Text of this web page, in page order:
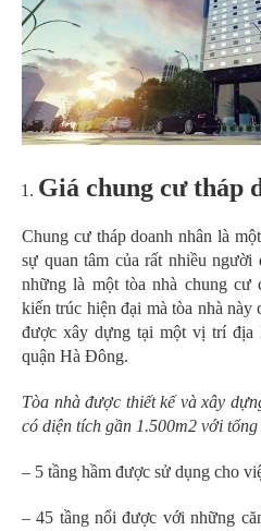
Giá chung cư tháp
Chung cư tháp doanh nhân là
sự quan tâm của rất nhiều
những là một tòa nhà chung cư
kiến trúc hiện đại mà tòa nhà
được xây dựng tại một vị trí địa
quận Hà Đông.
Tòa nhà được thiết kế và xây
có diện tích gần 1.500m2 với
– 5 tầng hầm được sử dụng cho
– 45 tầng nổi được với những